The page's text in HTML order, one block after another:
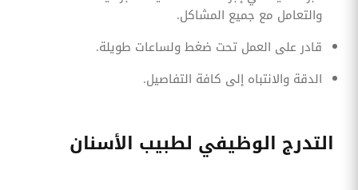
والتعامل مع جميع المشاكل.
قادر على العمل تحت ضغط ولساعات طويلة.
الدقة والانتباه إلى كافة التفاصيل.
التدرج الوظيفي لطبيب الأسنان